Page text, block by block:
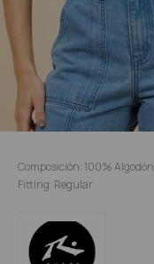
Composición: 100% Algodón
Fitting: Regular